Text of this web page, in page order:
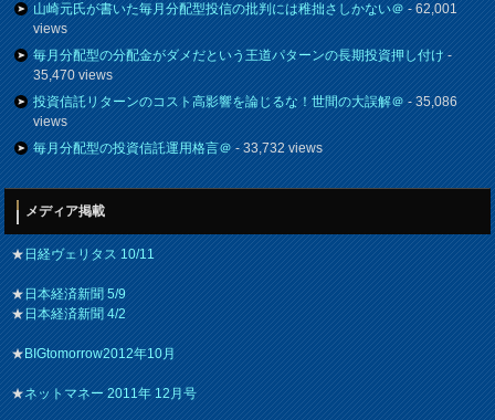
山崎元氏が書いた毎月分配型投信の批判には稚拙さしかない＠- 62,001
views
毎月分配型の分配金がダメだという王道パターンの長期投資押し付け-
35,470 views
投資信託リターンのコスト高影響を論じるな！世間の大誤解＠- 35,086
views
毎月分配型の投資信託運用格言＠- 33,732 views
メディア掲載
★日経ヴェリタス 10/11
★日本経済新聞 5/9
★日本経済新聞 4/2
★BIGtomorrow2012年10月
★ネットマネー 2011年 12月号